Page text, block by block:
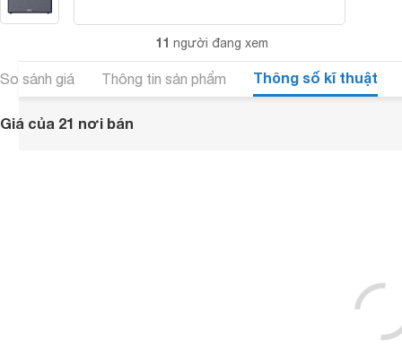
11 người đang xem
So sánh giá Thông tin sản phẩm Thông số kĩ thuật
Giá của 21 nơi bán